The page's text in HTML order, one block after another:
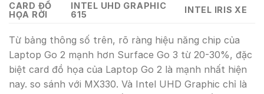
CARD ĐỒ
HỌA RỜI
INTEL UHD GRAPHIC
615
INTEL IRIS XE
Từ bảng thông số trên, rõ ràng hiệu năng chip của
Laptop Go 2 mạnh hơn Surface Go 3 từ 20-30%, đặc
biệt card đồ họa của Laptop Go 2 là mạnh nhất hiện
nay. so sánh với MX330. Và Intel UHD Graphic chỉ là